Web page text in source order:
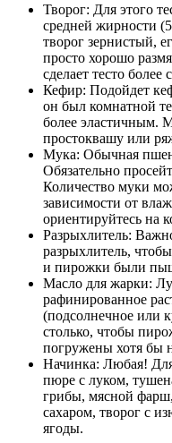
Творог: Для этого
средней жирности
творог зернистый,
просто хорошо
сделает тесто
Кефир: Подойдет
он был комнатной
более эластичным.
простоквашу или
Мука: Обычная
Обязательно
Количество муки
зависимости от
ориентируйтесь на
Разрыхлитель:
разрыхлитель,
и пирожки были
Масло для жарки:
рафинированное
(подсолнечное или
столько, чтобы
погружены хотя бы
Начинка: Любая!
пюре с луком,
грибы, мясной
сахаром, творог с
ягоды.